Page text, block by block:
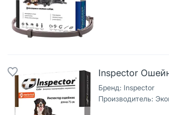
Inspector
Бренд: Inspector
Производитель: